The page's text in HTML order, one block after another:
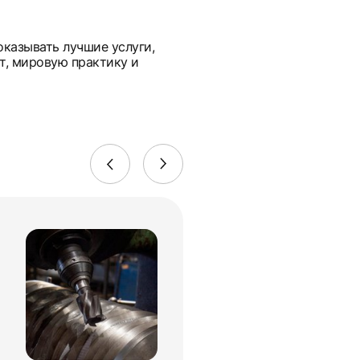
лучшие услуги,
мировую практику и